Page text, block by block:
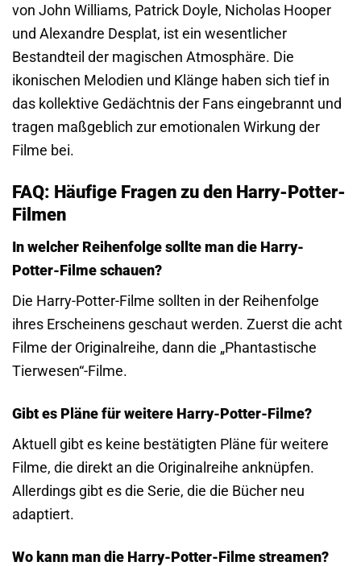
von John Williams, Patrick Doyle, Nicholas Hooper
und Alexandre Desplat, ist ein wesentlicher
Bestandteil der magischen Atmosphäre. Die
ikonischen Melodien und Klänge haben sich tief in
das kollektive Gedächtnis der Fans eingebrannt und
tragen maßgeblich zur emotionalen Wirkung der
Filme bei.
FAQ: Häufige Fragen zu den Harry-Potter-
Filmen
In welcher Reihenfolge sollte man die Harry-
Potter-Filme schauen?
Die Harry-Potter-Filme sollten in der Reihenfolge
ihres Erscheinens geschaut werden. Zuerst die acht
Filme der Originalreihe, dann die „Phantastische
Tierwesen“-Filme.
Gibt es Pläne für weitere Harry-Potter-Filme?
Aktuell gibt es keine bestätigten Pläne für weitere
Filme, die direkt an die Originalreihe anknüpfen.
Allerdings gibt es die Serie, die die Bücher neu
adaptiert.
Wo kann man die Harry-Potter-Filme streamen?